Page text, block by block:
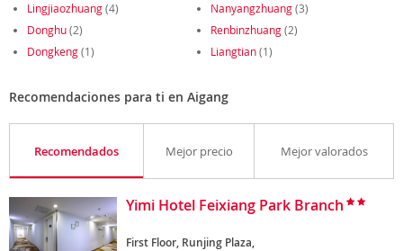
Lingjiaozhuang(4) Nanyangzhuang(3)
Donghu(2) Renbinzhuang(2)
Dongkeng(1) Liangtian(1)
Recomendaciones para ti en Aigang
Recomendados Mejor precio Mejor valorados
Yimi Hotel Feixiang Park Branch
First Floor, Runjing Plaza,